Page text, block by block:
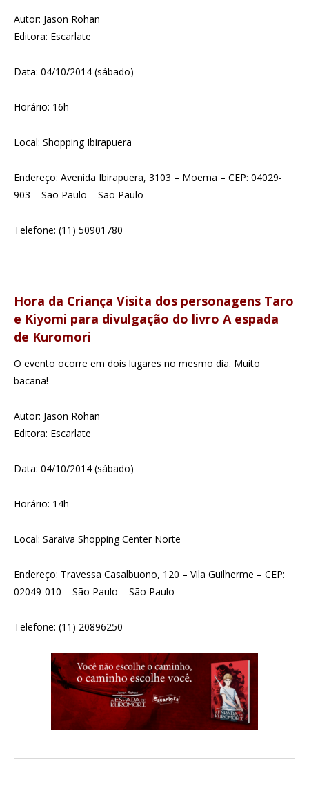
Autor: Jason Rohan
Editora: Escarlate
Data: 04/10/2014 (sábado)
Horário: 16h
Local: Shopping Ibirapuera
Endereço: Avenida Ibirapuera, 3103 – Moema – CEP: 04029-
903 – São Paulo – São Paulo
Telefone: (11) 50901780
Hora da Criança Visita dos personagens Taro
e Kiyomi para divulgação do livro A espada
de Kuromori
O evento ocorre em dois lugares no mesmo dia. Muito
bacana!
Autor: Jason Rohan
Editora: Escarlate
Data: 04/10/2014 (sábado)
Horário: 14h
Local: Saraiva Shopping Center Norte
Endereço: Travessa Casalbuono, 120 – Vila Guilherme – CEP:
02049-010 – São Paulo – São Paulo
Telefone: (11) 20896250